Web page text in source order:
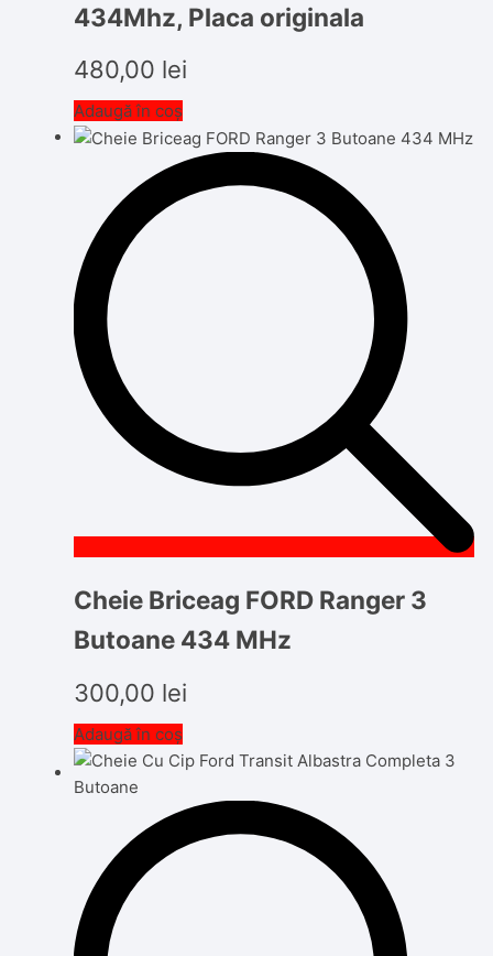
434Mhz, Placa originala
480,00 lei
Adaugă în coș
Cheie Briceag FORD Ranger 3
Butoane 434 MHz
300,00 lei
Adaugă în coș